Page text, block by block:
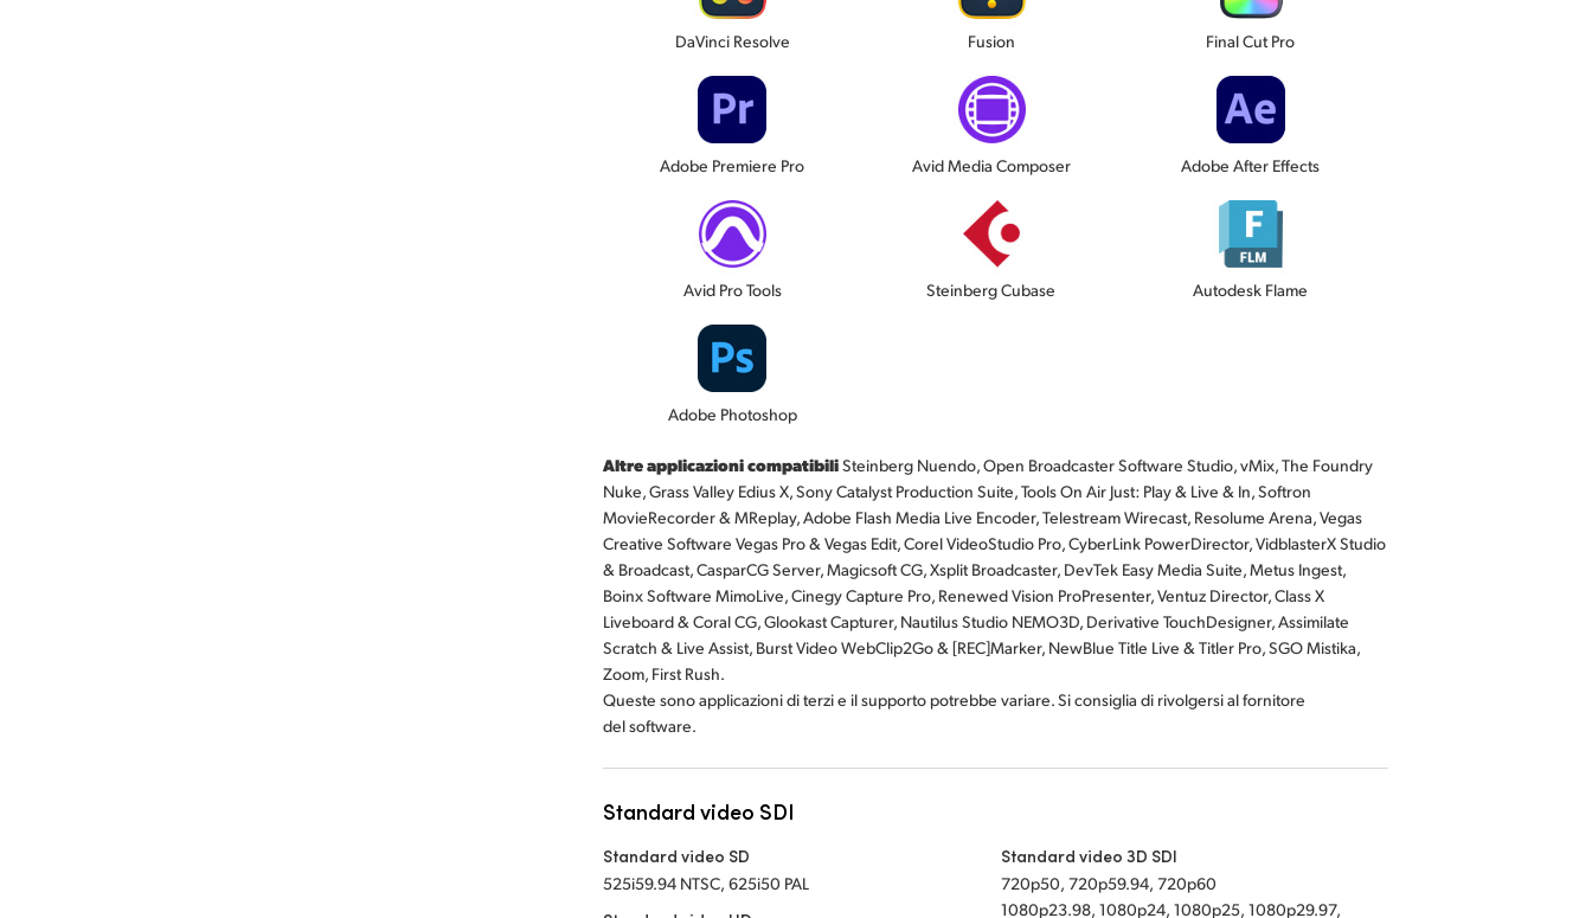
DaVinci Resolve Fusion Final Cut Pro
Adobe Premiere Pro Avid Media Composer Adobe After Effects
Avid Pro Tools Steinberg Cubase Autodesk Flame
Adobe Photoshop
Altre applicazioni compatibiliSteinberg Nuendo, Open Broadcaster Software Studio, vMix, The Foundry
Nuke, Grass Valley Edius X, Sony Catalyst Production Suite, Tools On Air Just: Play & Live & In, Softron
MovieRecorder & MReplay, Adobe Flash Media Live Encoder, Telestream Wirecast, Resolume Arena, Vegas
Creative Software Vegas Pro & Vegas Edit, Corel VideoStudio Pro, CyberLink PowerDirector, VidblasterX Studio
& Broadcast, CasparCG Server, Magicsoft CG, Xsplit Broadcaster, DevTek Easy Media Suite, Metus Ingest,
Boinx Software MimoLive, Cinegy Capture Pro, Renewed Vision ProPresenter, Ventuz Director, Class X
Liveboard & Coral CG, Glookast Capturer, Nautilus Studio NEMO3D, Derivative TouchDesigner, Assimilate
Scratch & Live Assist, Burst Video WebClip2Go & [REC]Marker, NewBlue Title Live & Titler Pro, SGO Mistika,
Zoom, First Rush.
Queste sono applicazioni di terzi e il supporto potrebbe variare. Si consiglia di rivolgersi al fornitore
del software.
Standard video SDI
Standard video SD
525i59.94 NTSC, 625i50 PAL
Standard video 3D SDI
720p50, 720p59.94, 720p60
1080p23.98, 1080p24, 1080p25, 1080p29.97,